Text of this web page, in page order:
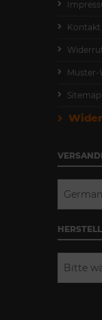
Kontakt
Sitemap
Bitte